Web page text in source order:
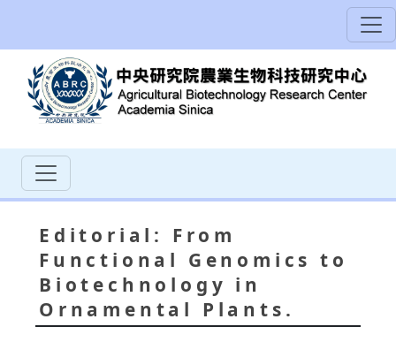
Editorial: From
Functional Genomics to
Biotechnology in
Ornamental Plants.